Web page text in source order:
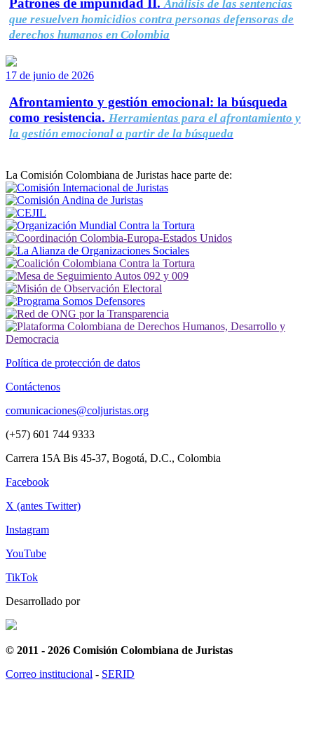
Patrones de impunidad II. Análisis de las sentencias
que resuelven homicidios contra personas defensoras de
derechos humanos en Colombia
17 de junio de 2026
Afrontamiento y gestión emocional: la búsqueda
como resistencia. Herramientas para el afrontamiento y
la gestión emocional a partir de la búsqueda
La Comisión Colombiana de Juristas hace parte de:
Política de protección de datos
Contáctenos
comunicaciones@coljuristas.org
(+57) 601 744 9333
Carrera 15A Bis 45-37, Bogotá, D.C., Colombia
Facebook
X (antes Twitter)
Instagram
YouTube
TikTok
Desarrollado por
© 2011 - 2026 Comisión Colombiana de Juristas
Correo institucional - SERID